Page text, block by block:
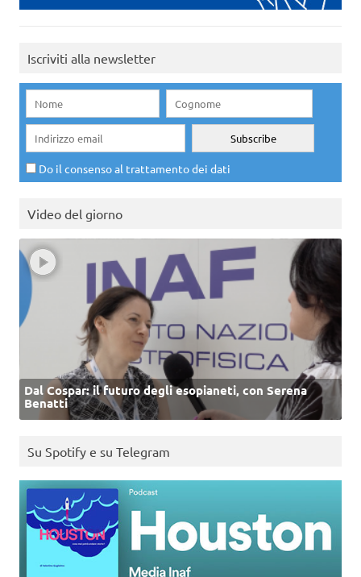
Iscriviti alla newsletter
Do il consenso al trattamento dei dati
Video del giorno
Dal Cospar: il futuro degli esopianeti, con Serena
Benatti
Su Spotify e su Telegram